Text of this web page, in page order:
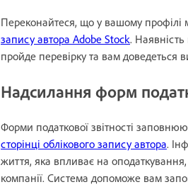
Переконайтеся, що у вашому профілі
запису автора Adobe Stock.
пройде перевірку та вам доведеться
Надсилання форм
Форми податкової звітності
сторінці облікового запису автора.
життя, яка впливає на
компанії. Система допоможе вам